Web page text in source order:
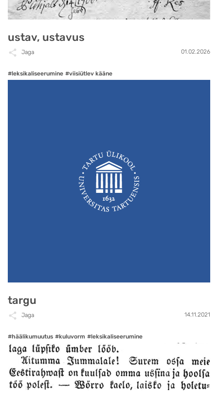
ustav, ustavus
Jaga 01.02.2026
#leksikaliseerumine #viisiütlev kääne
targu
Jaga 14.11.2021
#häälikumuutus #kuluvorm #leksikaliseerumine